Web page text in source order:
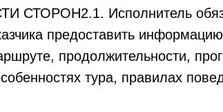
СТОРОН2.1. Исполнитель
предоставить
продолжительности,
тура, правилах